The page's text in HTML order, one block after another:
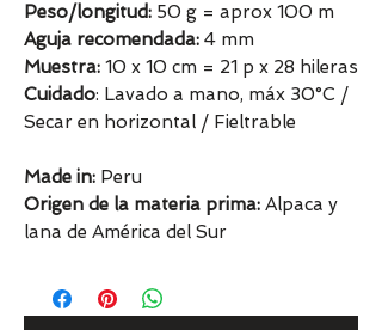
Peso/longitud: 50 g = aprox 100 m
Aguja recomendada: 4 mm
Muestra: 10 x 10 cm = 21 p x 28 hileras
Cuidado: Lavado a mano, máx 30°C /
Secar en horizontal / Fieltrable
Made in: Peru
Origen de la materia prima: Alpaca y
lana de América del Sur